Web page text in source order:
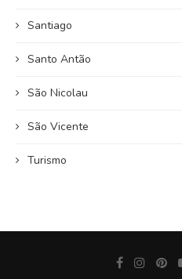
Santiago
Santo Antão
São Nicolau
São Vicente
Turismo